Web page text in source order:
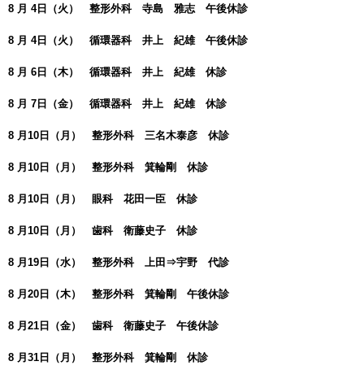
8 月 4日（火） 整形外科 寺島 雅志 午後休診
8 月 4日（火） 循環器科 井上 紀雄 午後休診
8 月 6日（木） 循環器科 井上 紀雄 休診
8 月 7日（金） 循環器科 井上 紀雄 休診
8 月10日（月） 整形外科 三名木泰彦 休診
8 月10日（月） 整形外科 箕輪剛 休診
8 月10日（月） 眼科 花田一臣 休診
8 月10日（月） 歯科 衛藤史子 休診
8 月19日（水） 整形外科 上田⇒宇野 代診
8 月20日（木） 整形外科 箕輪剛 午後休診
8 月21日（金） 歯科 衛藤史子 午後休診
8 月31日（月） 整形外科 箕輪剛 休診